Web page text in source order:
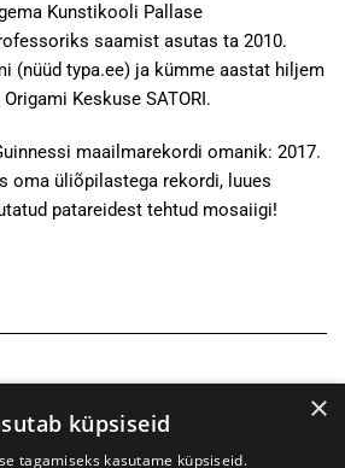
Kunstikooli Pallase
saamist asutas ta 2010.
(nüüd typa.ee) ja kümme aastat hiljem
Keskuse SATORI.
maailmarekordi omanik: 2017.
oma üliõpilastega rekordi, luues
patareidest tehtud mosaiigi!
×
küpsiseid
tagamiseks kasutame küpsiseid.